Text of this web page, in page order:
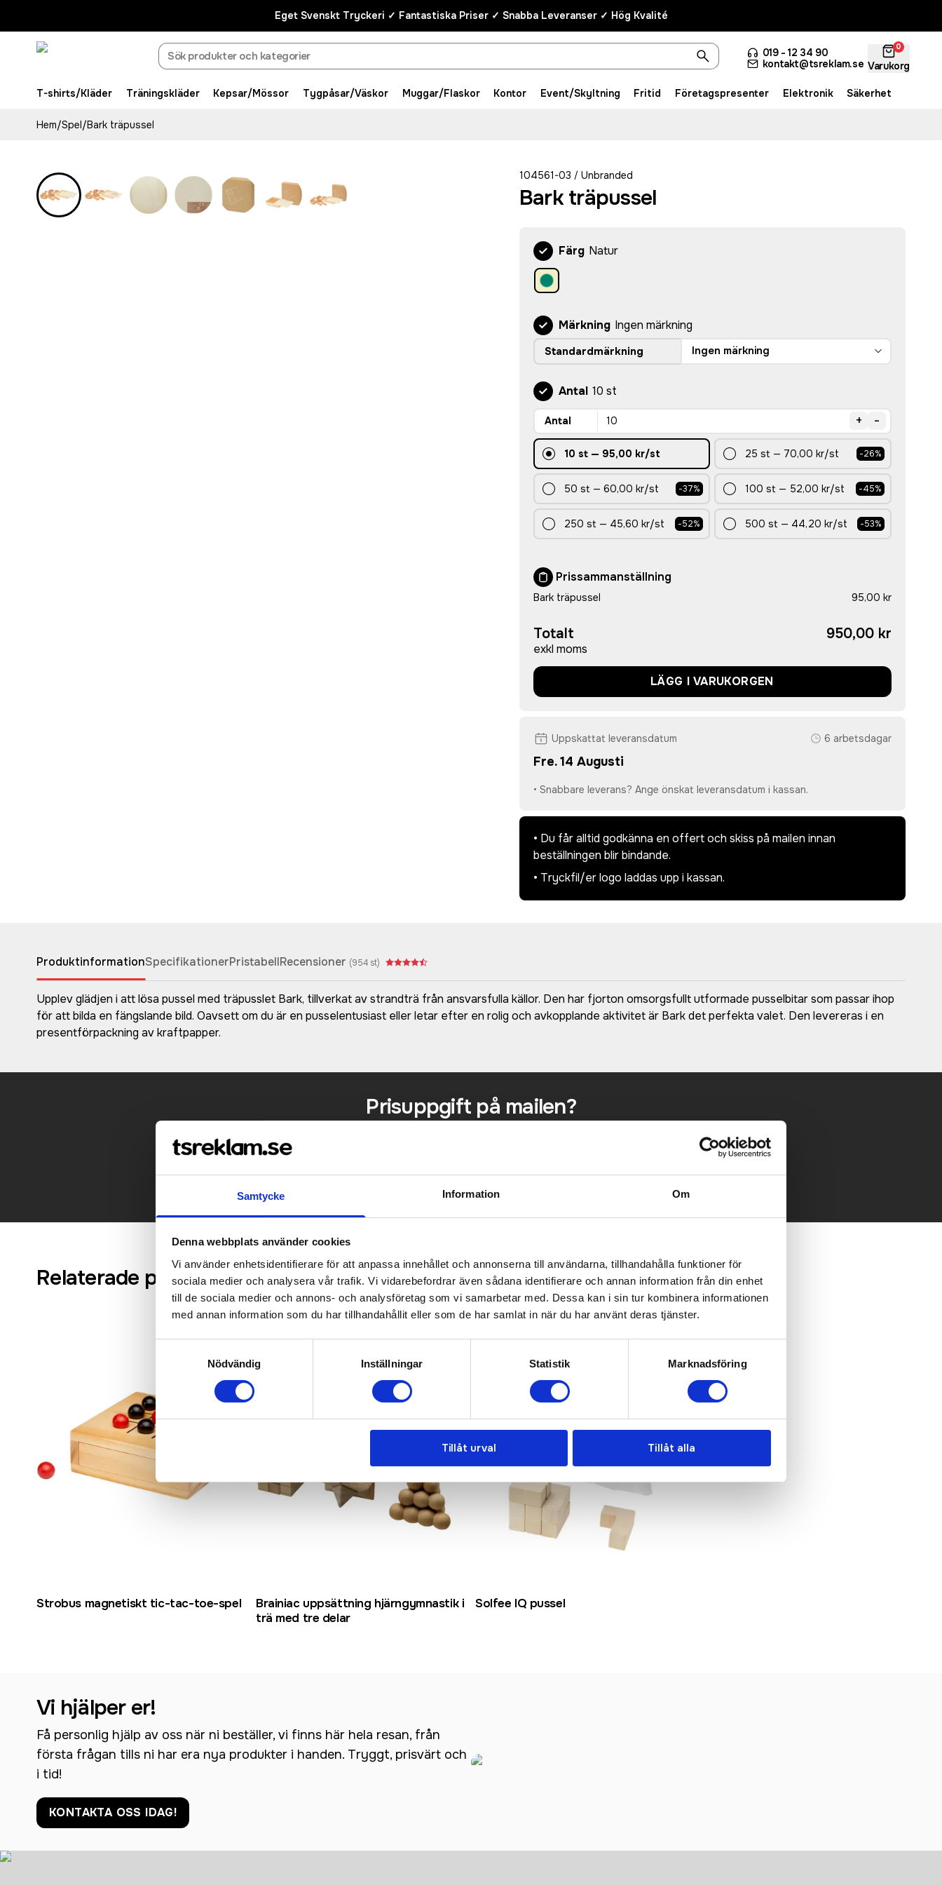
Samtycke Information Om
Denna webbplats använder cookies
Vi använder enhetsidentifierare för att anpassa innehållet och annonserna till användarna, tillhandahålla funktioner för
sociala medier och analysera vår trafik. Vi vidarebefordrar även sådana identifierare och annan information från din enhet
till de sociala medier och annons- och analysföretag som vi samarbetar med. Dessa kan i sin tur kombinera informationen
med annan information som du har tillhandahållit eller som de har samlat in när du har använt deras tjänster.
Nödvändig
Inställningar Statistik Marknadsföring
Tillåt urval Tillåt alla
Eget Svenskt Tryckeri ✓ Fantastiska Priser ✓ Snabba Leveranser ✓ Hög Kvalité
019 - 12 34 90
kontakt@tsreklam.se
0
Varukorg
T-shirts/Kläder Träningskläder Kepsar/Mössor Tygpåsar/Väskor Muggar/Flaskor Kontor Event/Skyltning Fritid Företagspresenter Elektronik Säkerhet
Hem/Spel/Bark träpussel
104561-03 / Unbranded
Bark träpussel
Färg Natur
Märkning Ingen märkning
Standardmärkning Ingen märkning
Antal 10 st
Antal + -
10 st— 95,00 kr/st 25 st — 70,00 kr/st -26%
50 st — 60,00 kr/st -37% 100 st — 52,00 kr/st -45%
250 st — 45,60 kr/st -52% 500 st — 44,20 kr/st -53%
Prissammanställning
Bark träpussel 95,00 kr
Totalt
exkl moms
950,00 kr
LÄGG I VARUKORGEN
Uppskattat leveransdatum 6 arbetsdagar
Fre. 14 Augusti
• Snabbare leverans? Ange önskat leveransdatum i kassan.
• Du får alltid godkänna en offert och skiss på mailen innan
beställningen blir bindande.
• Tryckfil/er logo laddas upp i kassan.
ProduktinformationSpecifikationerPristabellRecensioner (954 st)
Upplev glädjen i att lösa pussel med träpusslet Bark, tillverkat av strandträ från ansvarsfulla källor. Den har fjorton omsorgsfullt utformade pusselbitar som passar ihop
för att bilda en fängslande bild. Oavsett om du är en pusselentusiast eller letar efter en rolig och avkopplande aktivitet är Bark det perfekta valet. Den levereras i en
presentförpackning av kraftpapper.
Prisuppgift på mailen?
Relaterade produkter
Strobus magnetiskt tic-tac-toe-spel
Brainiac uppsättning hjärngymnastik i
trä med tre delar
Solfee IQ pussel
Vi hjälper er!
Få personlig hjälp av oss när ni beställer, vi finns här hela resan, från
första frågan tills ni har era nya produkter i handen. Tryggt, prisvärt och
i tid!
KONTAKTA OSS IDAG!